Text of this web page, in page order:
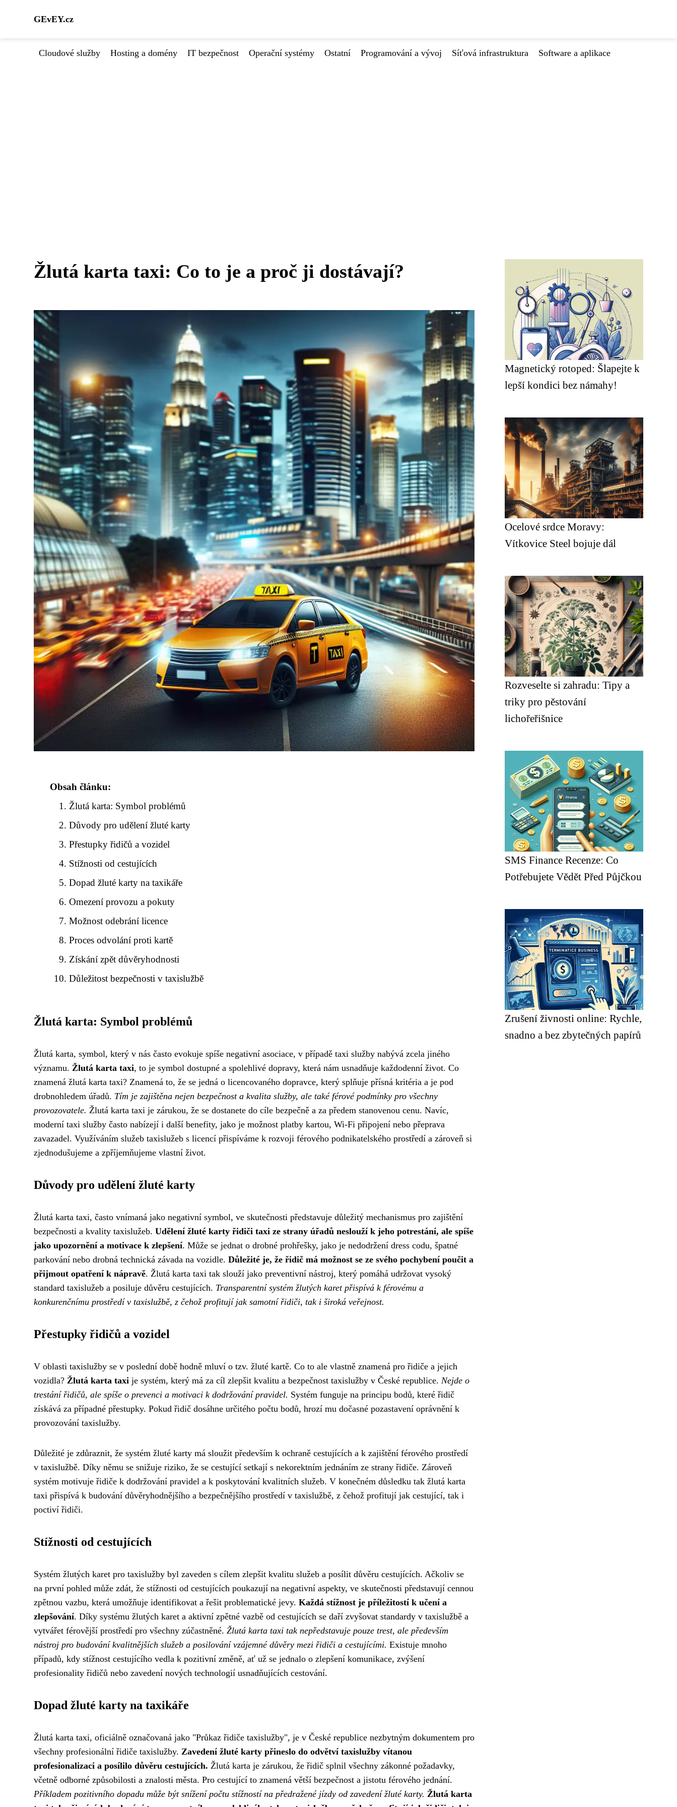
GEvEY.cz
Cloudové služby Hosting a domény IT bezpečnost Operační systémy Ostatní Programování a vývoj Síťová infrastruktura Software a aplikace
Žlutá karta taxi: Co to je a proč ji dostávají?
Obsah článku:
Žlutá karta: Symbol problémů
Důvody pro udělení žluté karty
Přestupky řidičů a vozidel
Stížnosti od cestujících
Dopad žluté karty na taxikáře
Omezení provozu a pokuty
Možnost odebrání licence
Proces odvolání proti kartě
Získání zpět důvěryhodnosti
Důležitost bezpečnosti v taxislužbě
Žlutá karta: Symbol problémů
Žlutá karta, symbol, který v nás často evokuje spíše negativní asociace, v případě taxi služby nabývá zcela jiného
významu. Žlutá karta taxi, to je symbol dostupné a spolehlivé dopravy, která nám usnadňuje každodenní život. Co
znamená žlutá karta taxi? Znamená to, že se jedná o licencovaného dopravce, který splňuje přísná kritéria a je pod
drobnohledem úřadů. Tím je zajištěna nejen bezpečnost a kvalita služby, ale také férové podmínky pro všechny
provozovatele. Žlutá karta taxi je zárukou, že se dostanete do cíle bezpečně a za předem stanovenou cenu. Navíc,
moderní taxi služby často nabízejí i další benefity, jako je možnost platby kartou, Wi-Fi připojení nebo přeprava
zavazadel. Využíváním služeb taxislužeb s licencí přispíváme k rozvoji férového podnikatelského prostředí a zároveň si
zjednodušujeme a zpříjemňujeme vlastní život.
Důvody pro udělení žluté karty
Žlutá karta taxi, často vnímaná jako negativní symbol, ve skutečnosti představuje důležitý mechanismus pro zajištění
bezpečnosti a kvality taxislužeb. Udělení žluté karty řidiči taxi ze strany úřadů neslouží k jeho potrestání, ale spíše
jako upozornění a motivace k zlepšení. Může se jednat o drobné prohřešky, jako je nedodržení dress codu, špatné
parkování nebo drobná technická závada na vozidle. Důležité je, že řidič má možnost se ze svého pochybení poučit a
přijmout opatření k nápravě. Žlutá karta taxi tak slouží jako preventivní nástroj, který pomáhá udržovat vysoký
standard taxislužeb a posiluje důvěru cestujících. Transparentní systém žlutých karet přispívá k férovému a
konkurenčnímu prostředí v taxislužbě, z čehož profitují jak samotní řidiči, tak i široká veřejnost.
Přestupky řidičů a vozidel
V oblasti taxislužby se v poslední době hodně mluví o tzv. žluté kartě. Co to ale vlastně znamená pro řidiče a jejich
vozidla? Žlutá karta taxi je systém, který má za cíl zlepšit kvalitu a bezpečnost taxislužby v České republice. Nejde o
trestání řidičů, ale spíše o prevenci a motivaci k dodržování pravidel. Systém funguje na principu bodů, které řidič
získává za případné přestupky. Pokud řidič dosáhne určitého počtu bodů, hrozí mu dočasné pozastavení oprávnění k
provozování taxislužby.
Důležité je zdůraznit, že systém žluté karty má sloužit především k ochraně cestujících a k zajištění férového prostředí
v taxislužbě. Díky němu se snižuje riziko, že se cestující setkají s nekorektním jednáním ze strany řidiče. Zároveň
systém motivuje řidiče k dodržování pravidel a k poskytování kvalitních služeb. V konečném důsledku tak žlutá karta
taxi přispívá k budování důvěryhodnějšího a bezpečnějšího prostředí v taxislužbě, z čehož profitují jak cestující, tak i
poctiví řidiči.
Stížnosti od cestujících
Systém žlutých karet pro taxislužby byl zaveden s cílem zlepšit kvalitu služeb a posílit důvěru cestujících. Ačkoliv se
na první pohled může zdát, že stížnosti od cestujících poukazují na negativní aspekty, ve skutečnosti představují cennou
zpětnou vazbu, která umožňuje identifikovat a řešit problematické jevy. Každá stížnost je příležitostí k učení a
zlepšování. Díky systému žlutých karet a aktivní zpětné vazbě od cestujících se daří zvyšovat standardy v taxislužbě a
vytvářet férovější prostředí pro všechny zúčastněné. Žlutá karta taxi tak nepředstavuje pouze trest, ale především
nástroj pro budování kvalitnějších služeb a posilování vzájemné důvěry mezi řidiči a cestujícími. Existuje mnoho
případů, kdy stížnost cestujícího vedla k pozitivní změně, ať už se jednalo o zlepšení komunikace, zvýšení
profesionality řidičů nebo zavedení nových technologií usnadňujících cestování.
Dopad žluté karty na taxikáře
Žlutá karta taxi, oficiálně označovaná jako "Průkaz řidiče taxislužby", je v České republice nezbytným dokumentem pro
všechny profesionální řidiče taxislužby. Zavedení žluté karty přineslo do odvětví taxislužby vítanou
profesionalizaci a posílilo důvěru cestujících. Žlutá karta je zárukou, že řidič splnil všechny zákonné požadavky,
včetně odborné způsobilosti a znalosti města. Pro cestující to znamená větší bezpečnost a jistotu férového jednání.
Příkladem pozitivního dopadu může být snížení počtu stížností na předražené jízdy od zavedení žluté karty. Žlutá karta
Magnetický rotoped: Šlapejte k
lepší kondici bez námahy!
Ocelové srdce Moravy:
Vítkovice Steel bojuje dál
Rozveselte si zahradu: Tipy a
triky pro pěstování
lichořeřišnice
SMS Finance Recenze: Co
Potřebujete Vědět Před Půjčkou
Zrušení živnosti online: Rychle,
snadno a bez zbytečných papírů